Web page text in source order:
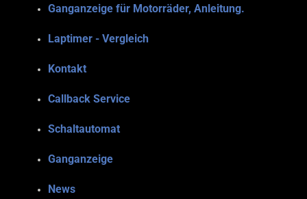
Ganganzeige für Motorräder, Anleitung.
Laptimer - Vergleich
Kontakt
Callback Service
Schaltautomat
Ganganzeige
News